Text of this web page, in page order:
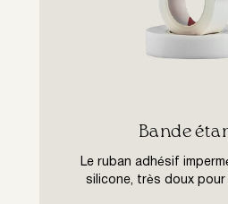
Bande
Le ruban adhésif
silicone, très doux pour